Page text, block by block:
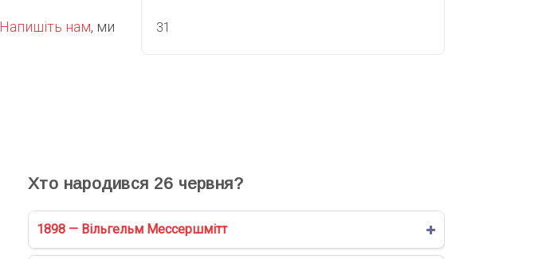
Напишіть нам, ми
31
Хто народився 26 червня?
1898 — Вільгельм Мессершмітт